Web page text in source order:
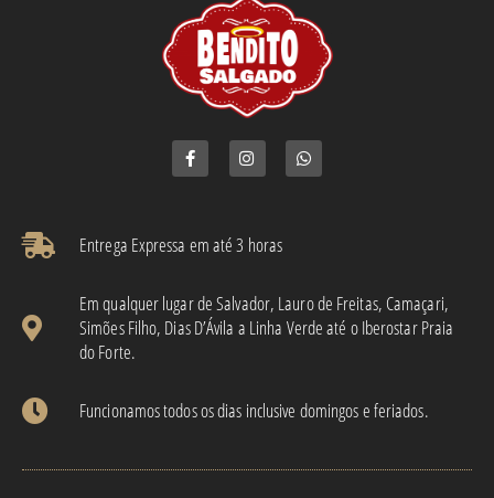
Entrega Expressa em até 3 horas​
Em qualquer lugar de Salvador, Lauro de Freitas, Camaçari,
Simões Filho, Dias D’Ávila a Linha Verde até o Iberostar Praia
do Forte.
Funcionamos todos os dias inclusive domingos e feriados.